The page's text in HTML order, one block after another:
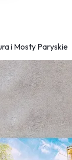
i Mosty Paryskie